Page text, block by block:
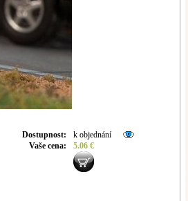
Dostupnost:
k objednání
Vaše cena: 5.06 €